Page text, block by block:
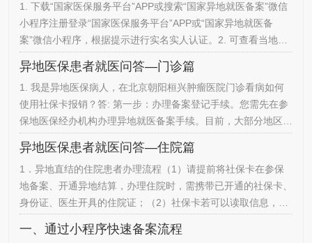
序，点击首页在线办理下的“异地备案”进入“异地备案”页面，点
击“异地就医备案操作指南”查询备案流程。3. 跨省异地…
1. 下载“国家医保服务平台”APP或搜索“国家异地就医备案”微信
小程序注册登录“国家医保服务平台”APP或“国家异地就医备
案”微信小程序，根据提示进行实名实人认证。2. 可查看当地医
异地医保患者就医问答—门诊篇
1. 我是异地医保病人，在北京朝阳桓兴肿瘤医院门诊看病如何
使用社保卡报销？答: 第一步：办理备案登记手续。您需先在参
保地医保经办机构办理异地就医备案手续。目前，大部分地区已
APP”、各地微信公众号、小程序等线上渠道办理备案手续，具
体方式请您咨询参保地医保经办机构。第二步：预约挂号微信公
众号关注“北京朝阳桓兴肿瘤医院医院”预约我院门诊号源。第三
步：取号…
异地医保患者就医问答—住院篇
1．异地直结的住院患者办理流程（1）请提前将社保卡在参保
地备案、开通异地结算，办理住院时，需携带已开通的社保卡、
身份证、医生开具的住院证；（2）社保卡若可以读取信息，按
自费身份进行住院登记，住院期间备案成功后携带社保卡到住院
一、通过小程序快速备案流程